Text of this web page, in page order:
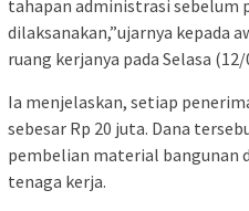
tahapan administrasi sebelum
dilaksanakan,”ujarnya kepada
ruang kerjanya pada Selasa (12/
Ia menjelaskan, setiap
sebesar Rp 20 juta. Dana
pembelian material bangunan
tenaga kerja.